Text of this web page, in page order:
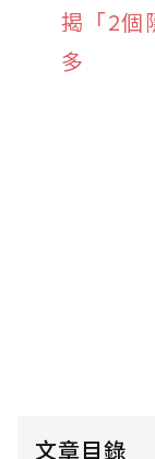
揭「2個
多
文章目錄